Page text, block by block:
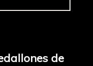
de